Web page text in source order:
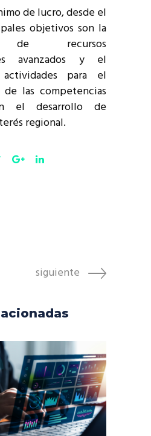
de lucro, desde el
objetivos son la
de recursos
avanzados y el
para el
las competencias
el desarrollo de
regional.
siguiente